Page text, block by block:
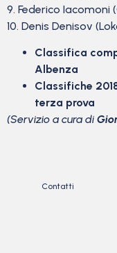
9. Federico Iacomoni
10. Denis Denisov
Classifica
Albenza
Classifiche
terza prova
(Servizio a cura di
Contatti